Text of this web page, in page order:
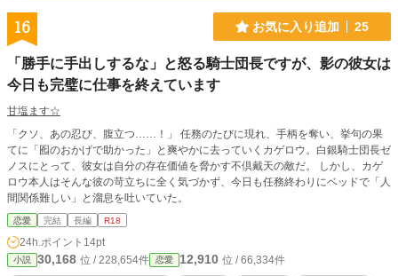
16 お気に入り追加 25
「勝手に手出しするな」と怒る騎士団長ですが、影の彼女は
今日も完璧に仕事を終えています
甘塩ます☆
「クソ、あの忍び、腹立つ……！」 任務のたびに現れ、手柄を奪い、挙句の果
てに「囮のおかげで助かった」と爽やかに去っていくカゲロウ。白銀騎士団長ゼ
ノスにとって、彼女は自分の存在価値を脅かす不倶戴天の敵だ。 しかし、カゲ
ロウ本人はそんな彼の苛立ちに全く気づかず、今日も任務終わりにベッドで「人
間関係難しい」と溜息を吐いていた。
恋愛 完結 長編 R18
24h.ポイント 14pt
小説 30,168 位 / 228,654件 恋愛 12,910 位 / 66,334件